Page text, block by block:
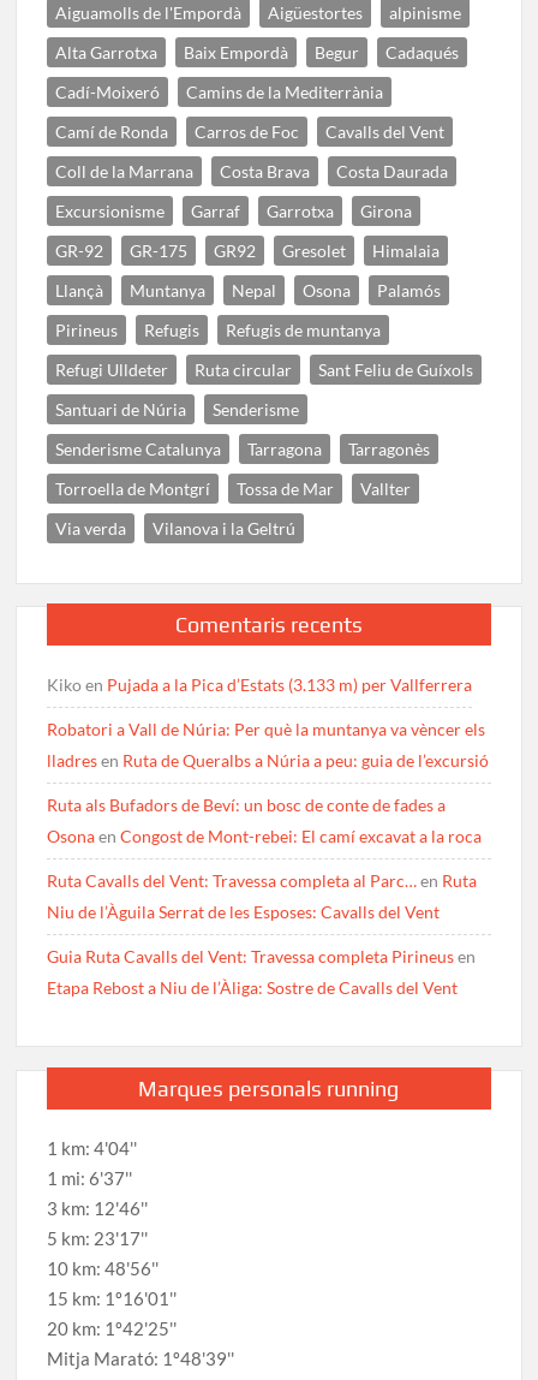
Aiguamolls de l'Empordà Aigüestortes
alpinisme
Alta Garrotxa
Baix Empordà Begur
Cadaqués
Cadí-Moixeró
Camins de la Mediterrània
Camí de Ronda
Carros de Foc
Cavalls del Vent
Coll de la Marrana
Costa Brava
Costa Daurada
Excursionisme
Garraf Garrotxa
Girona
GR-92
GR-175 GR92 Gresolet
Himalaia
Llançà
Muntanya Nepal Osona
Palamós
Pirineus
Refugis
Refugis de muntanya
Refugi Ulldeter
Ruta circular
Sant Feliu de Guíxols
Santuari de Núria
Senderisme
Senderisme Catalunya
Tarragona
Tarragonès
Torroella de Montgrí
Tossa de Mar
Vallter
Via verda
Vilanova i la Geltrú
Comentaris recents
Kikoen Pujada a la Pica d’Estats (3.133 m) per Vallferrera
Robatori a Vall de Núria: Per què la muntanya va vèncer els
lladresen Ruta de Queralbs a Núria a peu: guia de l’excursió
Ruta als Bufadors de Beví: un bosc de conte de fades a
OsonaenCongost de Mont-rebei: El camí excavat a la roca
Ruta Cavalls del Vent: Travessa completa al Parc…en Ruta
Niu de l’Àguila Serrat de les Esposes: Cavalls del Vent
Guia Ruta Cavalls del Vent: Travessa completa Pirineusen
Etapa Rebost a Niu de l’Àliga: Sostre de Cavalls del Vent
Marques personals running
1 km: 4'04''
1 mi: 6'37''
3 km: 12'46''
5 km: 23'17''
10 km: 48'56''
15 km: 1º16'01''
20 km: 1º42'25''
Mitja Marató: 1º48'39''